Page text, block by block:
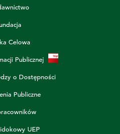
Celowa
Publicznej
o Dostępności
Publiczne
UEP